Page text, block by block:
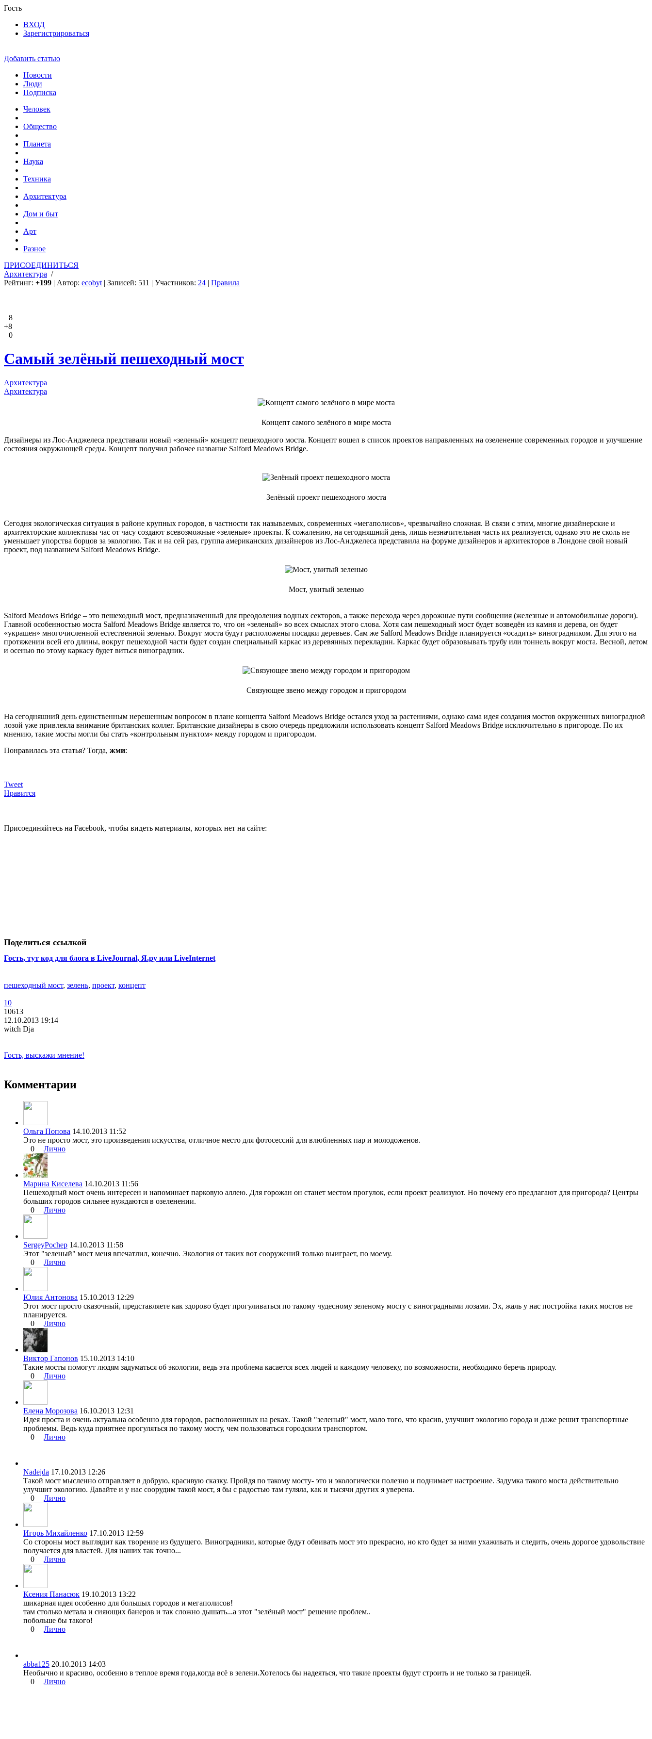
Гость
ВХОД
Зарегистрироваться
Добавить статью
Новости
Люди
Подписка
Человек
|
Общество
|
Планета
|
Наука
|
Техника
|
Архитектура
|
Дом и быт
|
Арт
|
Разное
ПРИСОЕДИНИТЬСЯ
Архитектура /
Рейтинг: +199 | Автор: ecobyt | Записей: 511 | Участников: 24 | Правила
8
+8
0
Самый зелёный пешеходный мост
Архитектура
Архитектура
Концепт самого зелёного в мире моста
Дизайнеры из Лос-Анджелеса представали новый «зеленый» концепт пешеходного моста. Концепт вошел в список проектов направленных на озеленение современных городов и улучшение
состояния окружающей среды. Концепт получил рабочее название Salford Meadows Bridge.
Зелёный проект пешеходного моста
Сегодня экологическая ситуация в районе крупных городов, в частности так называемых, современных «мегаполисов», чрезвычайно сложная. В связи с этим, многие дизайнерские и
архитекторские коллективы час от часу создают всевозможные «зеленые» проекты. К сожалению, на сегодняшний день, лишь незначительная часть их реализуется, однако это не сколь не
уменьшает упорства борцов за экологию. Так и на сей раз, группа американских дизайнеров из Лос-Анджелеса представила на форуме дизайнеров и архитекторов в Лондоне свой новый
проект, под названием Salford Meadows Bridge.
Мост, увитый зеленью
Salford Meadows Bridge – это пешеходный мост, предназначенный для преодоления водных секторов, а также перехода через дорожные пути сообщения (железные и автомобильные дороги).
Главной особенностью моста Salford Meadows Bridge является то, что он «зеленый» во всех смыслах этого слова. Хотя сам пешеходный мост будет возведён из камня и дерева, он будет
«украшен» многочисленной естественной зеленью. Вокруг моста будут расположены посадки деревьев. Сам же Salford Meadows Bridge планируется «осадить» виноградником. Для этого на
протяжении всей его длины, вокруг пешеходной части будет создан специальный каркас из деревянных перекладин. Каркас будет образовывать трубу или тоннель вокруг моста. Весной, летом
и осенью по этому каркасу будет виться виноградник.
Связующее звено между городом и пригородом
На сегодняшний день единственным нерешенным вопросом в плане концепта Salford Meadows Bridge остался уход за растениями, однако сама идея создания мостов окруженных виноградной
лозой уже привлекла внимание британских коллег. Британские дизайнеры в свою очередь предложили использовать концепт Salford Meadows Bridge исключительно в пригороде. По их
мнению, такие мосты могли бы стать «контрольным пунктом» между городом и пригородом.
Понравилась эта статья? Тогда, жми:
Tweet
Нравится
Присоединяйтесь на Facebook, чтобы видеть материалы, которых нет на сайте:
Поделиться ссылкой
Гость, тут код для блога в LiveJournal, Я.ру или LiveInternet
пешеходный мост, зелень, проект, концепт
10
10613
12.10.2013 19:14
witch Dja
Гость, выскажи мнение!
Комментарии
Ольга Попова 14.10.2013 11:52
Это не просто мост, это произведения искусства, отличное место для фотосессий для влюбленных пар и молодоженов.
0
Лично
Марина Киселева 14.10.2013 11:56
Пешеходный мост очень интересен и напоминает парковую аллею. Для горожан он станет местом прогулок, если проект реализуют. Но почему его предлагают для пригорода? Центры
больших городов сильнее нуждаются в озеленении.
0
Лично
SergeyPochep 14.10.2013 11:58
Этот "зеленый" мост меня впечатлил, конечно. Экология от таких вот сооружений только выиграет, по моему.
0
Лично
Юлия Антонова 15.10.2013 12:29
Этот мост просто сказочный, представляете как здорово будет прогуливаться по такому чудесному зеленому мосту с виноградными лозами. Эх, жаль у нас постройка таких мостов не
планируется.
0
Лично
Виктор Гапонов 15.10.2013 14:10
Такие мосты помогут людям задуматься об экологии, ведь эта проблема касается всех людей и каждому человеку, по возможности, необходимо беречь природу.
0
Лично
Елена Морозова 16.10.2013 12:31
Идея проста и очень актуальна особенно для городов, расположенных на реках. Такой "зеленый" мост, мало того, что красив, улучшит экологию города и даже решит транспортные
проблемы. Ведь куда приятнее прогуляться по такому мосту, чем пользоваться городским транспортом.
0
Лично
Nadejda 17.10.2013 12:26
Такой мост мысленно отправляет в добрую, красивую сказку. Пройдя по такому мосту- это и экологически полезно и поднимает настроение. Задумка такого моста действительно
улучшит экологию. Давайте и у нас соорудим такой мост, я бы с радостью там гуляла, как и тысячи других я уверена.
0
Лично
Игорь Михайленко 17.10.2013 12:59
Со стороны мост выглядит как творение из будущего. Виноградники, которые будут обвивать мост это прекрасно, но кто будет за ними ухаживать и следить, очень дорогое удовольствие
получается для властей. Для наших так точно...
0
Лично
Ксения Панасюк 19.10.2013 13:22
шикарная идея особенно для большых городов и мегаполисов!
там столько метала и сияющих банеров и так сложно дышать...а этот "зелёный мост" решение проблем..
побольше бы такого!
0
Лично
abba125 20.10.2013 14:03
Необычно и красиво, особенно в теплое время года,когда всё в зелени.Хотелось бы надеяться, что такие проекты будут строить и не только за границей.
0
Лично